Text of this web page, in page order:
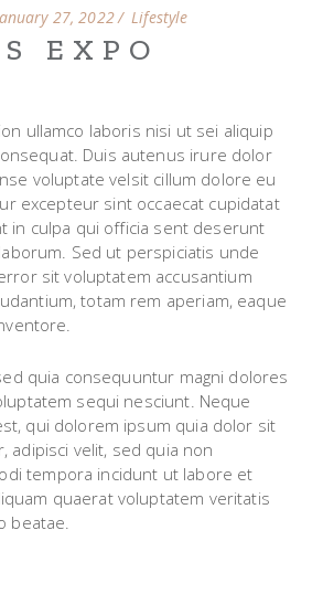
27, 2022 Lifestyle
EXPO
ullamco laboris nisi ut sei aliquip
Duis autenus irure dolor
voluptate velsit cillum dolore eu
excepteur sint occaecat cupidatat
in culpa qui officia sent deserunt
Sed ut perspiciatis unde
sit voluptatem accusantium
totam rem aperiam, eaque
quia consequuntur magni dolores
sequi nesciunt. Neque
qui dolorem ipsum quia dolor sit
adipisci velit, sed quia non
tempora incidunt ut labore et
quaerat voluptatem veritatis
beatae.